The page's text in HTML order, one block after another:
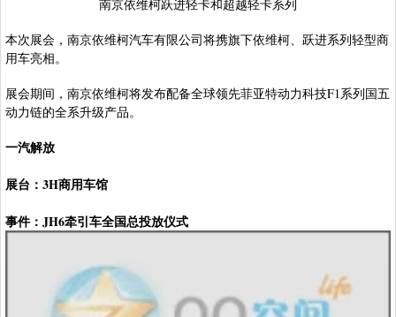
南京依维柯跃进轻卡和超越轻卡系列
本次展会，南京依维柯汽车有限公司将携旗下依维柯、跃进系列轻型商
用车亮相。
展会期间，南京依维柯将发布配备全球领先菲亚特动力科技F1系列国五
动力链的全系升级产品。
一汽解放
展台：3H商用车馆
事件：JH6牵引车全国总投放仪式